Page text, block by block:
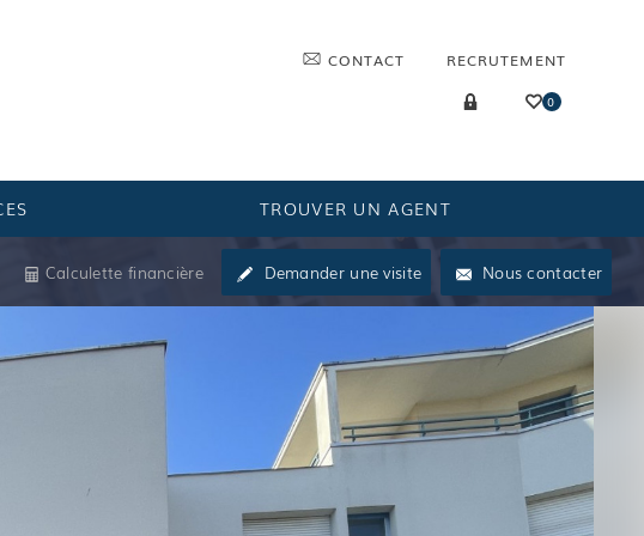
CONTACT RECRUTEMENT
0
TROUVER UN AGENT
Calculette financière Demander une visite Nous contacter